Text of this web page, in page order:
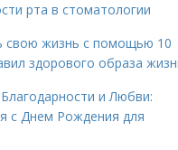
рта в стоматологии
свою жизнь с помощью 10
здорового образа
и Любви:
с Днем Рождения для